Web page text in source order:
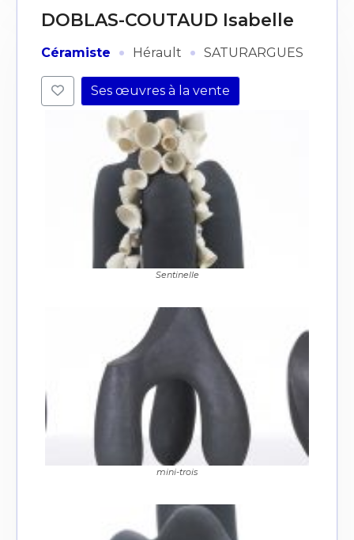
Prénom
Statut / Organisation
Adresse email*
DOBLAS-COUTAUD Isabelle
Céramiste · Hérault · SATURARGUES
Ses œuvres à la vente
Sentinelle
mini-trois